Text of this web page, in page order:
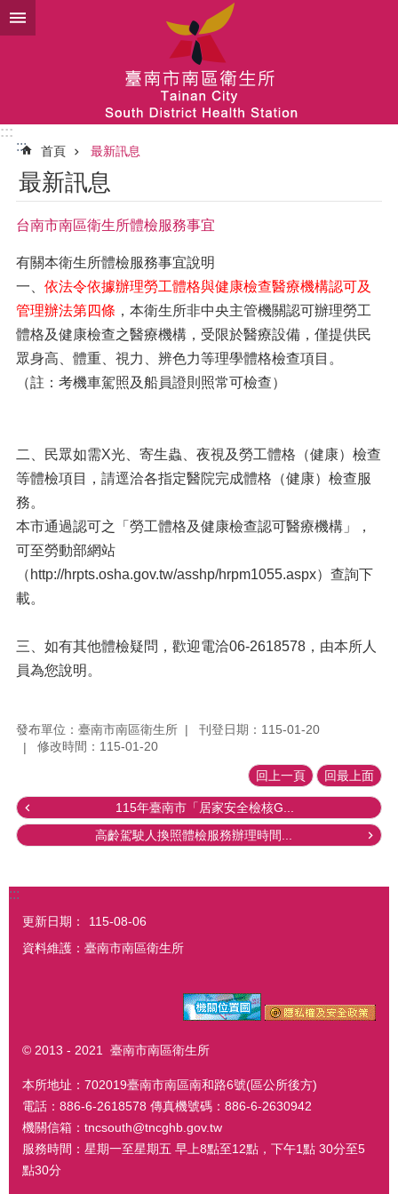
跳到主要內容區塊
:::
:::
首頁 最新訊息
最新訊息
台南市南區衛生所體檢服務事宜
有關本衛生所體檢服務事宜說明
一、 依法令依據辦理勞工體格與健康檢查醫療機構認可及
管理辦法第四條 ，本衛生所非中央主管機關認可辦理勞工
體格及健康檢查之醫療機構，受限於醫療設備，僅提供民
眾身高、體重、視力、辨色力等理學體格檢查項目。
（註：考機車駕照及船員證則照常可檢查）
二、民眾如需X光、寄生蟲、夜視及勞工體格（健康）檢查
等體檢項目，請逕洽各指定醫院完成體格（健康）檢查服
務。
本市通過認可之「勞工體格及健康檢查認可醫療機構」，
可至勞動部網站
（http://hrpts.osha.gov.tw/asshp/hrpm1055.aspx）查詢下
載。
三、如有其他體檢疑問，歡迎電洽06-2618578，由本所人
員為您說明。
發布單位：臺南市南區衛生所
刊登日期：115-01-20
修改時間：115-01-20
回上一頁 回最上面
115年臺南市「居家安全檢核G...
高齡駕駛人換照體檢服務辦理時間...
:::
更新日期：
115-08-06
資料維護：臺南市南區衛生所
© 2013 - 2021 臺南市南區衛生所
本所地址：702019臺南市南區南和路6號(區公所後方)
電話：886-6-2618578 傳真機號碼：886-6-2630942
機關信箱：tncsouth@tncghb.gov.tw
服務時間：星期一至星期五 早上8點至12點，下午1點 30分至5
點30分